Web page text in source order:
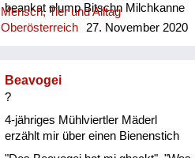
beankat plump Bitschn Milchkanne
böfeln/ böfön vor sich her schimpfen/
jemandem hin Degal/ Tatsal kleines
Gefäß derisch/ derrisch taub/
schwerhörig wenn einem „die Muffn
geht“ Angst vor etwas haben/ sich
Mensch, Tier und Alltag
Oberösterreich
27. November 2020
Beavogei
?
4-jähriges Mühlviertler Mäderl
erzählt mir über einen Bienenstich